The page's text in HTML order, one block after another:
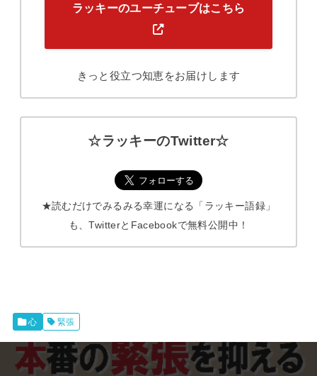
ラッキーのユーチューブはこちら
きっと役立つ知恵をお届けします
☆ラッキーのTwitter☆
★読むだけでみるみる幸運になる「ラッキー語録」
も、TwitterとFacebookで無料公開中！
心 緊張